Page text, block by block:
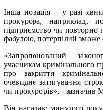
Інша новація – у разі
прокурора, наприклад,
підприємство чи повторно
фабулою, потерпілий зможе
«Запропонований
учасникам кримінального
про закриття
очевидне затягування
чи прокурорів», - зазначив
Він нагадав: минулого